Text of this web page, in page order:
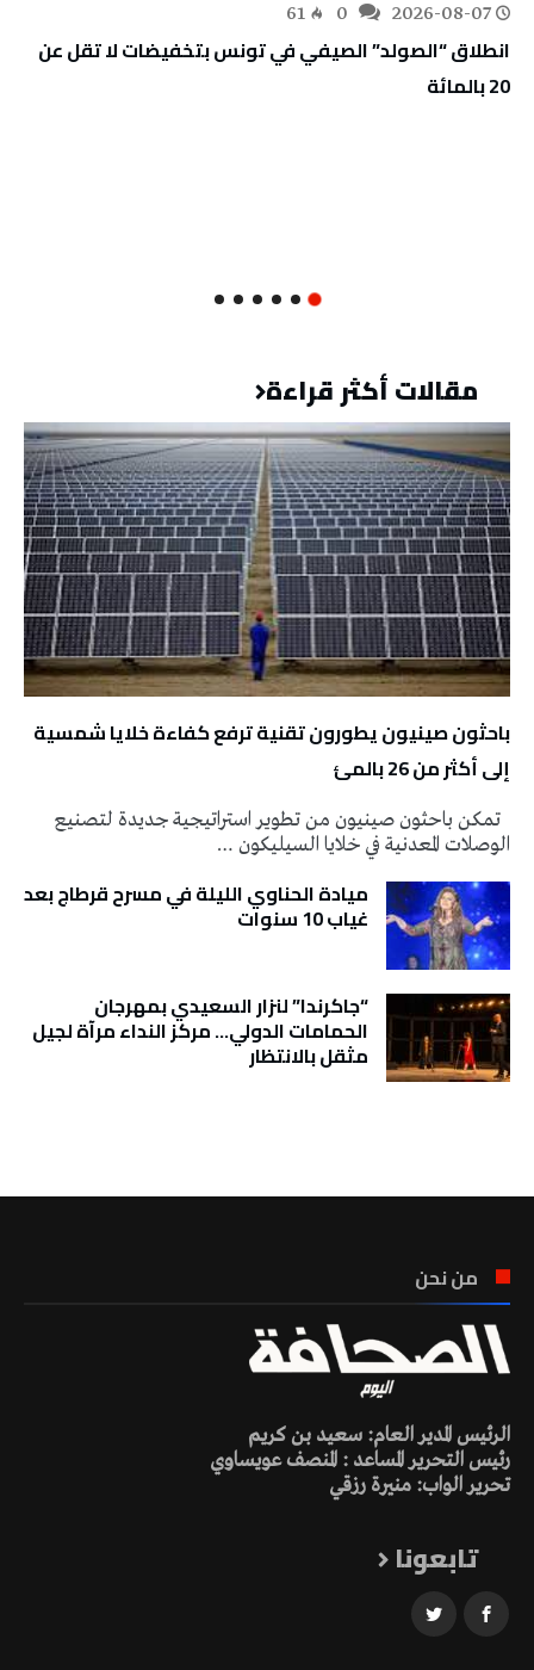
2026-08-07
61
انطلاق “الصولد” الصيفي في تونس بتخفيضات لا تقل عن
20 بالمائة
مقالات أكثر قراءة
باحثون صينيون يطورون تقنية ترفع كفاءة خلايا شمسية
إلى أكثر من 26 بالمئ
تمكن باحثون صينيون من تطوير استراتيجية جديدة لتصنيع
الوصلات المعدنية في خلايا السيليكون …
ميادة الحناوي الليلة في مسرح قرطاج بعد
غياب 10 سنوات
“جاكرندا” لنزار السعيدي بمهرجان
الحمامات الدولي… مركز النداء مرآة لجيل
مثقل بالانتظار
من نحن
الرئيس المدير العام: سعيد بن كريم
رئيس التحرير المساعد : المنصف عويساوي
تحرير الواب: منيرة رزقي
تابعونا